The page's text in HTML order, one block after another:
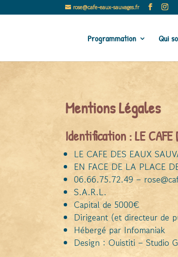
rose@cafe-eaux-sauvages.fr
Programmation Qui
Mentions Légales
Identification : LE CAFE
LE CAFE DES EAUX
EN FACE DE LA PLACE
06.66.75.72.49– r
S.A.R.L.
Capital de 5000€
Dirigeant (et directeur de
Hébergé par Infomaniak
Design : Ouistiti – Studio